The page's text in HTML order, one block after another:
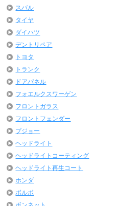
スバル
タイヤ
ダイハツ
デントリペア
トヨタ
トランク
ドアパネル
フォエルクスワーゲン
フロントガラス
フロントフェンダー
プジョー
ヘッドライト
ヘッドライトコーティング
ヘッドライト再生コート
ホンダ
ボルボ